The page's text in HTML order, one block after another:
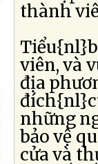
thành
viên, và
địa
những
bảo vệ
cửa và